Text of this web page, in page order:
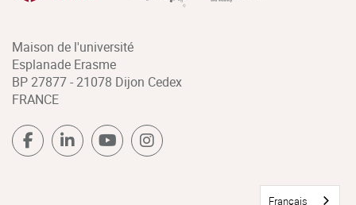
Maison de l'université
Esplanade Erasme
BP 27877 - 21078 Dijon Cedex
FRANCE
Français